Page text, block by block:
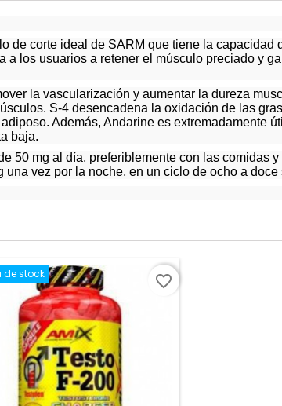
de corte ideal de SARM que tiene la capacidad
a los usuarios a retener el músculo preciado y
la vascularización y aumentar la dureza
S-4 desencadena la oxidación de las
Además, Andarine es extremadamente
baja.
50 mg al día, preferiblemente con las comidas
vez por la noche, en un ciclo de ocho a doce
de stock favorite_border